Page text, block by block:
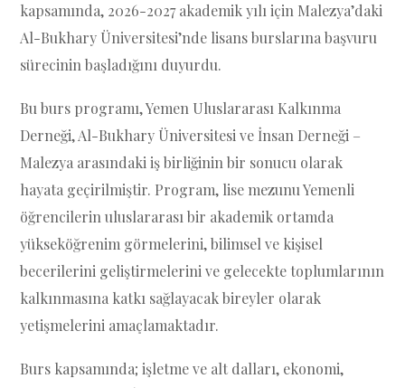
kapsamında, 2026-2027 akademik yılı için Malezya’daki
Al-Bukhary Üniversitesi’nde lisans burslarına başvuru
sürecinin başladığını duyurdu.
Bu burs programı, Yemen Uluslararası Kalkınma
Derneği, Al-Bukhary Üniversitesi ve İnsan Derneği –
Malezya arasındaki iş birliğinin bir sonucu olarak
hayata geçirilmiştir. Program, lise mezunu Yemenli
öğrencilerin uluslararası bir akademik ortamda
yükseköğrenim görmelerini, bilimsel ve kişisel
becerilerini geliştirmelerini ve gelecekte toplumlarının
kalkınmasına katkı sağlayacak bireyler olarak
yetişmelerini amaçlamaktadır.
Burs kapsamında; işletme ve alt dalları, ekonomi,